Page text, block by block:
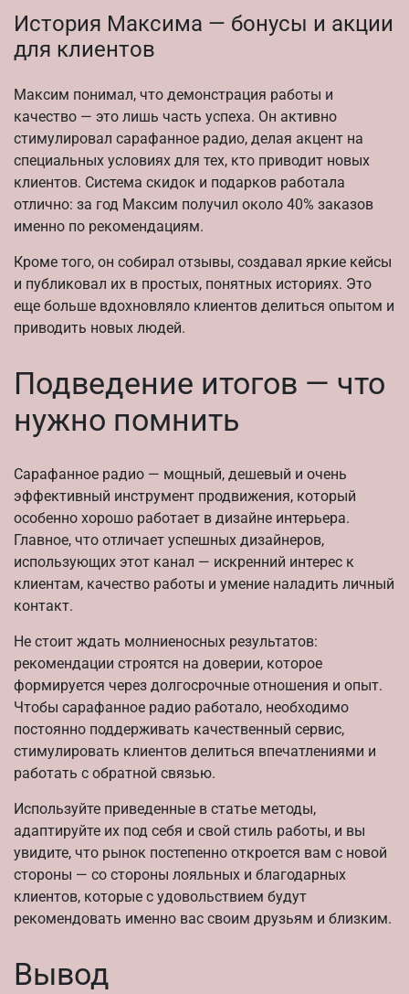
История Максима — бонусы и акции
для клиентов
Максим понимал, что демонстрация работы и
качество — это лишь часть успеха. Он активно
стимулировал сарафанное радио, делая акцент на
специальных условиях для тех, кто приводит новых
клиентов. Система скидок и подарков работала
отлично: за год Максим получил около 40% заказов
именно по рекомендациям.
Кроме того, он собирал отзывы, создавал яркие кейсы
и публиковал их в простых, понятных историях. Это
еще больше вдохновляло клиентов делиться опытом и
приводить новых людей.
Подведение итогов — что
нужно помнить
Сарафанное радио — мощный, дешевый и очень
эффективный инструмент продвижения, который
особенно хорошо работает в дизайне интерьера.
Главное, что отличает успешных дизайнеров,
использующих этот канал — искренний интерес к
клиентам, качество работы и умение наладить личный
контакт.
Не стоит ждать молниеносных результатов:
рекомендации строятся на доверии, которое
формируется через долгосрочные отношения и опыт.
Чтобы сарафанное радио работало, необходимо
постоянно поддерживать качественный сервис,
стимулировать клиентов делиться впечатлениями и
работать с обратной связью.
Используйте приведенные в статье методы,
адаптируйте их под себя и свой стиль работы, и вы
увидите, что рынок постепенно откроется вам с новой
стороны — со стороны лояльных и благодарных
клиентов, которые с удовольствием будут
рекомендовать именно вас своим друзьям и близким.
Вывод